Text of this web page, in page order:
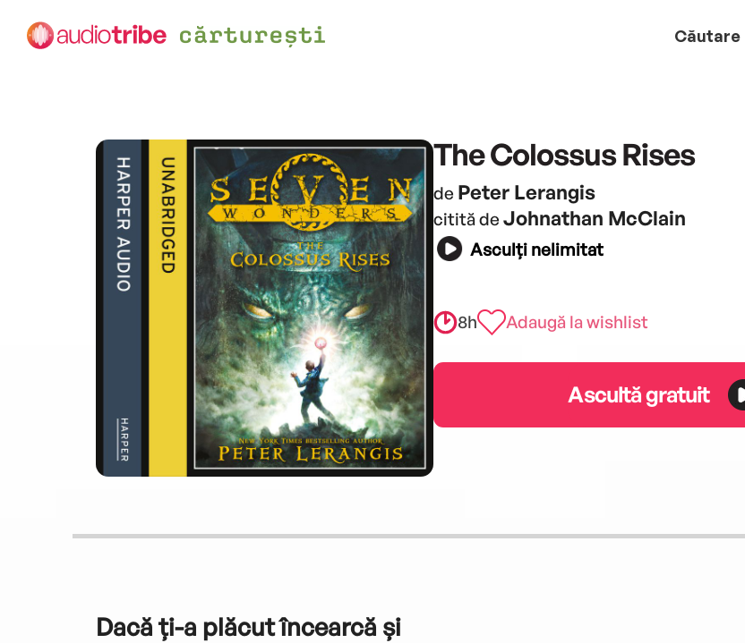
Căutare
The Colossus Rises
de Peter Lerangis
citită de Johnathan McClain
Asculți nelimitat
8h Adaugă la wishlist
Ascultă gratuit
Dacă ți-a plăcut încearcă și